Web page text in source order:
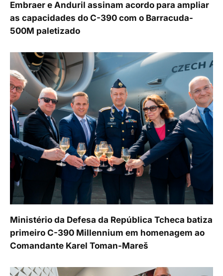
Embraer e Anduril assinam acordo para ampliar
as capacidades do C-390 com o Barracuda-
500M paletizado
Ministério da Defesa da República Tcheca batiza
primeiro C-390 Millennium em homenagem ao
Comandante Karel Toman-Mareš